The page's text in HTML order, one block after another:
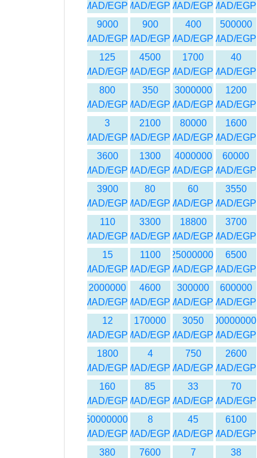
MAD/EGP
MAD/EGP
MAD/EGP
MAD/EGP
500000
MAD/EGP
400
MAD/EGP
900
MAD/EGP
9000
MAD/EGP
40
MAD/EGP
1700
MAD/EGP
4500
MAD/EGP
125
MAD/EGP
1200
MAD/EGP
3000000
MAD/EGP
350
MAD/EGP
800
MAD/EGP
1600
MAD/EGP
80000
MAD/EGP
2100
MAD/EGP
3
MAD/EGP
60000
MAD/EGP
4000000
MAD/EGP
1300
MAD/EGP
3600
MAD/EGP
3550
MAD/EGP
60
MAD/EGP
80
MAD/EGP
3900
MAD/EGP
3700
MAD/EGP
18800
MAD/EGP
3300
MAD/EGP
110
MAD/EGP
6500
MAD/EGP
25000000
MAD/EGP
1100
MAD/EGP
15
MAD/EGP
600000
MAD/EGP
300000
MAD/EGP
4600
MAD/EGP
2000000
MAD/EGP
1000000000
MAD/EGP
3050
MAD/EGP
170000
MAD/EGP
12
MAD/EGP
2600
MAD/EGP
750
MAD/EGP
4
MAD/EGP
1800
MAD/EGP
70
MAD/EGP
33
MAD/EGP
85
MAD/EGP
160
MAD/EGP
6100
MAD/EGP
45
MAD/EGP
8
MAD/EGP
50000000
MAD/EGP
38
7
7600
380